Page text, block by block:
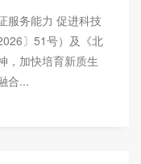
服务能力 促进科技
〕51号）及《北
，加快培育新质生
合...